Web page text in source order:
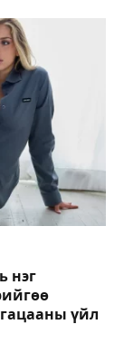
нэг
үйл